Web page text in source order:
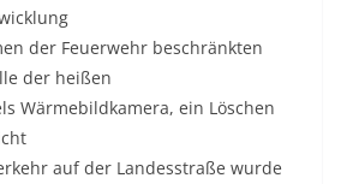
der Feuerwehr beschränkten
der heißen
Wärmebildkamera, ein Löschen
auf der Landesstraße wurde